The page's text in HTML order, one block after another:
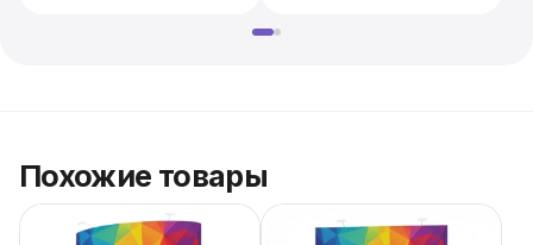
Похожие товары